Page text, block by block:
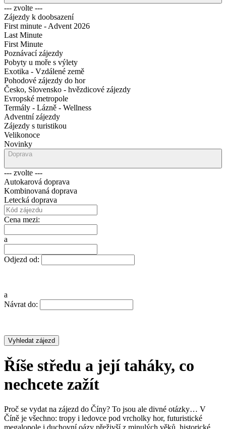
--- zvolte ---
Zájezdy k doobsazení
First minute - Advent 2026
Last Minute
First Minute
Poznávací zájezdy
Pobyty u moře s výlety
Exotika - Vzdálené země
Pohodové zájezdy do hor
Česko, Slovensko - hvězdicové zájezdy
Evropské metropole
Termály - Lázně - Wellness
Adventní zájezdy
Zájezdy s turistikou
Velikonoce
Novinky
Doprava
--- zvolte ---
Autokarová doprava
Kombinovaná doprava
Letecká doprava
Cena mezi:
a
Odjezd od:
a
Návrat do:
Říše středu a její taháky, co
nechcete zažít
Proč se vydat na zájezd do Číny? To jsou ale divné otázky… V
Číně je všechno: tropy i ledovce pod vrcholky hor, futuristické
megalopole i duchovní oázy přeživší z minulých věků, historické